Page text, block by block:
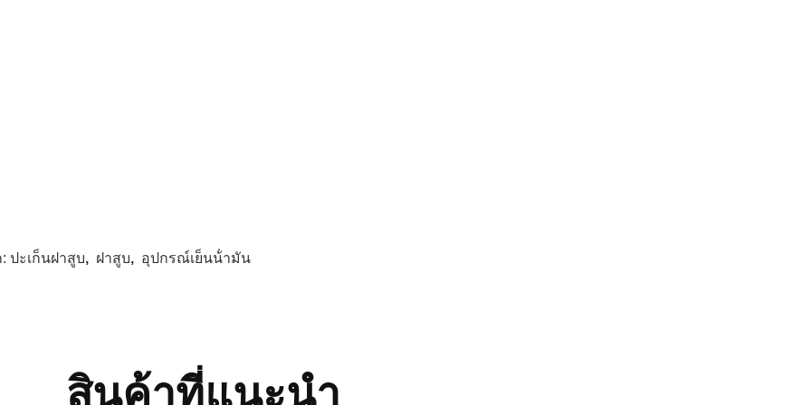
ปะเก็นฝาสูบ, ฝาสูบ, อุปกรณ์เย็นน้ํามัน
สินค้าที่แนะนํา